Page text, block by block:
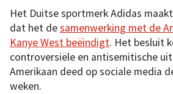
Het Duitse sportmerk Adidas
dat het desamenwerking met de
Kanye West beëindigt. Het besluit
controversiële en antisemitische
Amerikaan deed op sociale media
weken.